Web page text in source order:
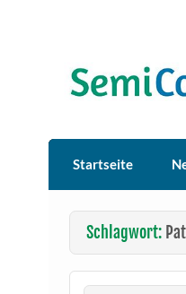
Startseite
Schlagwort: